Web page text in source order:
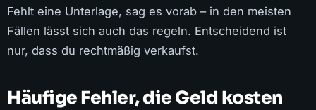
Fehlt eine Unterlage, sag es vorab – in den meisten
Fällen lässt sich auch das regeln. Entscheidend ist
nur, dass du rechtmäßig verkaufst.
Häufige Fehler, die Geld kosten